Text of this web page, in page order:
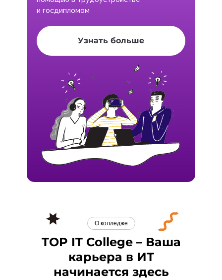
и госдипломом
Узнать больше
TOP IT College – Ваша
карьера в ИТ
начинается здесь
О колледже